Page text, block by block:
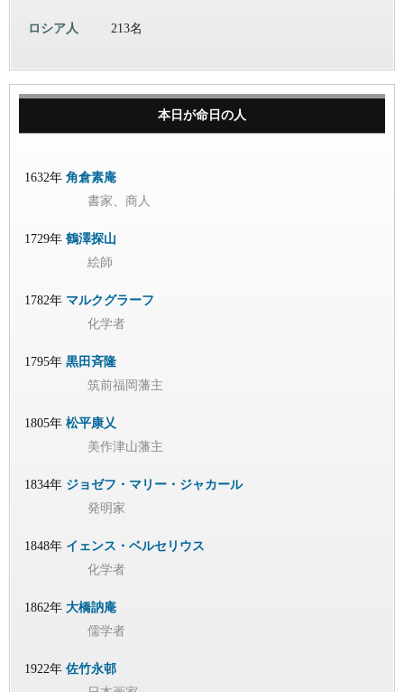
ロシア人 213名
本日が命日の人
1632年 角倉素庵
書家、商人
1729年 鶴澤探山
絵師
1782年 マルクグラーフ
化学者
1795年 黒田斉隆
筑前福岡藩主
1805年 松平康乂
美作津山藩主
1834年 ジョゼフ・マリー・ジャカール
発明家
1848年 イェンス・ベルセリウス
化学者
1862年 大橋訥庵
儒学者
1922年 佐竹永邨